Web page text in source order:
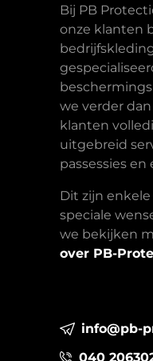
Bij PB
onze klanten
we verder
klanten
uitgebreid
passessies
Dit zijn
speciale
we bekijken
over PB-
info@pb-
040